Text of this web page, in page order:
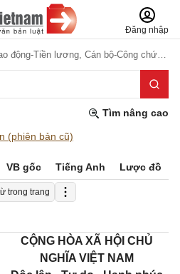
Đăng nhập
động-Tiền lương, Cán bộ-Công chức-Viên chức
Tìm nâng cao
(phiên bản cũ)
VB gốc Tiếng Anh Lược đồ
trong trang
CỘNG HÒA XÃ HỘI CHỦ
NGHĨA VIỆT NAM